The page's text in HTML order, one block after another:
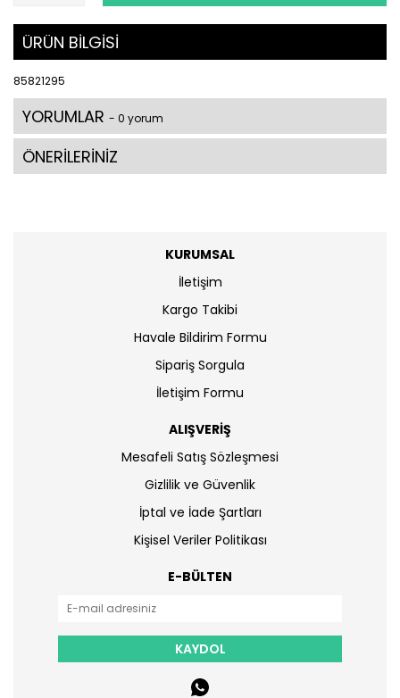
ÜRÜN BİLGİSİ
85821295
YORUMLAR - 0 yorum
ÖNERİLERİNİZ
KURUMSAL
İletişim
Kargo Takibi
Havale Bildirim Formu
Sipariş Sorgula
İletişim Formu
ALIŞVERİŞ
Mesafeli Satış Sözleşmesi
Gizlilik ve Güvenlik
İptal ve İade Şartları
Kişisel Veriler Politikası
E-BÜLTEN
KAYDOL